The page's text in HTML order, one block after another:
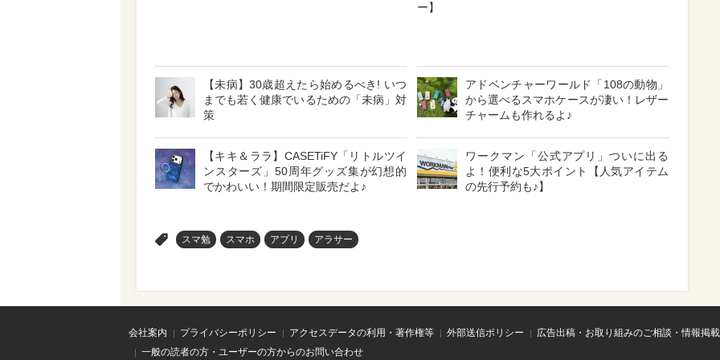
ー】
【未病】30歳超えたら始めるべき! いつ
までも若く健康でいるための「未病」対
策
アドベンチャーワールド「108の動物」
から選べるスマホケースが凄い！レザー
チャームも作れるよ♪
【キキ＆ララ】CASETiFY「リトルツイ
ンスターズ」50周年グッズ集が幻想的
でかわいい！期間限定販売だよ♪
ワークマン「公式アプリ」ついに出る
よ！便利な5大ポイント【人気アイテム
の先行予約も♪】
スマ勉 スマホ アプリ アラサー
会社案内 プライバシーポリシー アクセスデータの利用・著作権等 外部送信ポリシー
広告出稿・お取り組みのご相談・情報掲
一般の読者の方・ユーザーの方からのお問い合わせ